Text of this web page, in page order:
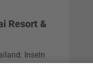
Resort &
Inseln